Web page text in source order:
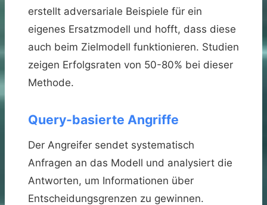
erstellt adversariale Beispiele für ein
eigenes Ersatzmodell und hofft, dass diese
auch beim Zielmodell funktionieren. Studien
zeigen Erfolgsraten von 50-80% bei dieser
Methode.
Query-basierte Angriffe
Der Angreifer sendet systematisch
Anfragen an das Modell und analysiert die
Antworten, um Informationen über
Entscheidungsgrenzen zu gewinnen.